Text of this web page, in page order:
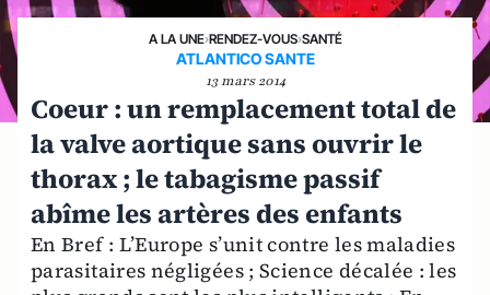
A LA UNE›RENDEZ-VOUS›SANTÉ
ATLANTICO SANTE
13 mars 2014
Coeur : un remplacement total de
la valve aortique sans ouvrir le
thorax ; le tabagisme passif
abîme les artères des enfants
En Bref : L’Europe s’unit contre les maladies
parasitaires négligées ; Science décalée : les